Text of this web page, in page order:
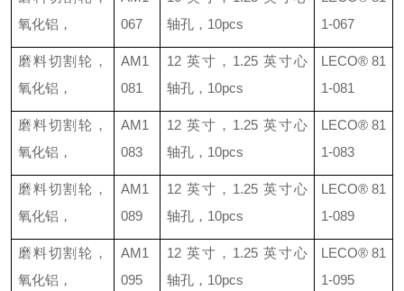
氧化铝，
067
轴孔， 10pcs
1-067
磨料切割轮，
氧化铝，
AM1
081
12 英寸， 1.25 英寸心
轴孔， 10pcs
LECO® 81
1-081
磨料切割轮，
氧化铝，
AM1
083
12 英寸， 1.25 英寸心
轴孔， 10pcs
LECO® 81
1-083
磨料切割轮，
氧化铝，
AM1
089
12 英寸， 1.25 英寸心
轴孔， 10pcs
LECO® 81
1-089
磨料切割轮，
氧化铝，
AM1
095
12 英寸， 1.25 英寸心
轴孔， 10pcs
LECO® 81
1-095